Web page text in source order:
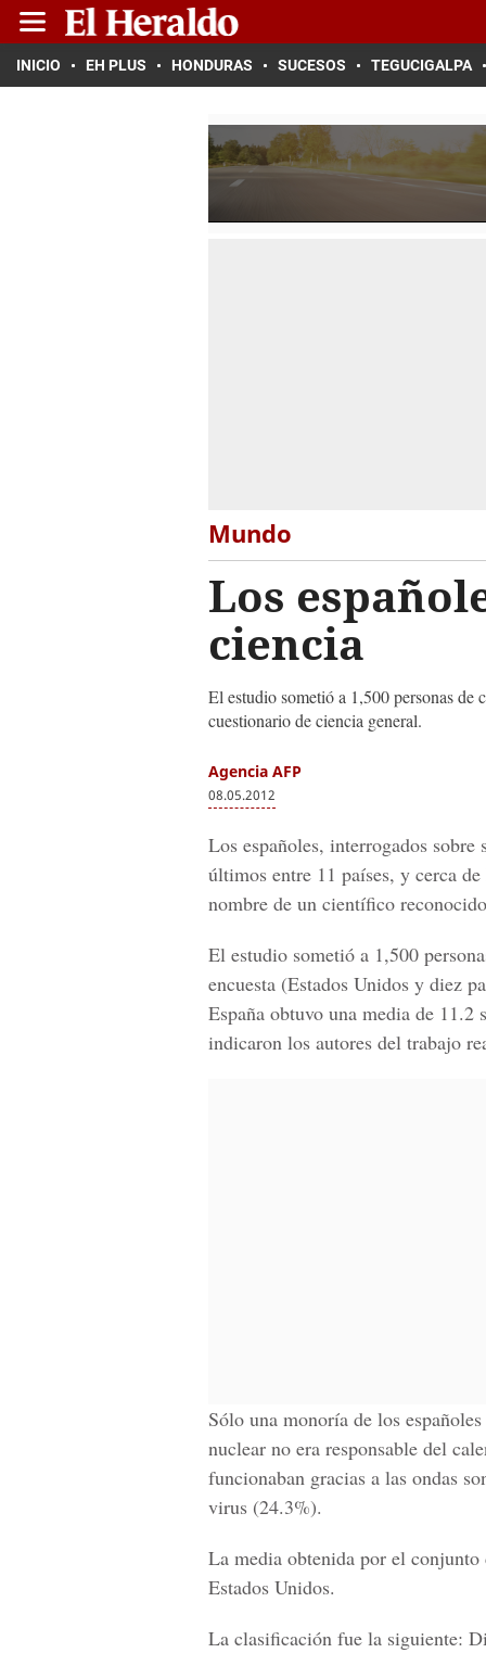
INICIO EH PLUS HONDURAS SUCESOS TEGUCIGALPA
Mundo
Los
ciencia
El estudio sometió a 1,500 personas de
cuestionario de ciencia general.
Agencia AFP
08.05.2012
Los españoles, interrogados
últimos entre 11 países, y cerca
nombre de un científico
El estudio sometió a 1,500
encuesta (Estados Unidos y diez
España obtuvo una media de
indicaron los autores del trabajo
Sólo una monoría de los
nuclear no era responsable del
funcionaban gracias a las ondas
virus (24.3%).
La media obtenida por el conjunto
Estados Unidos.
La clasificación fue la siguiente: